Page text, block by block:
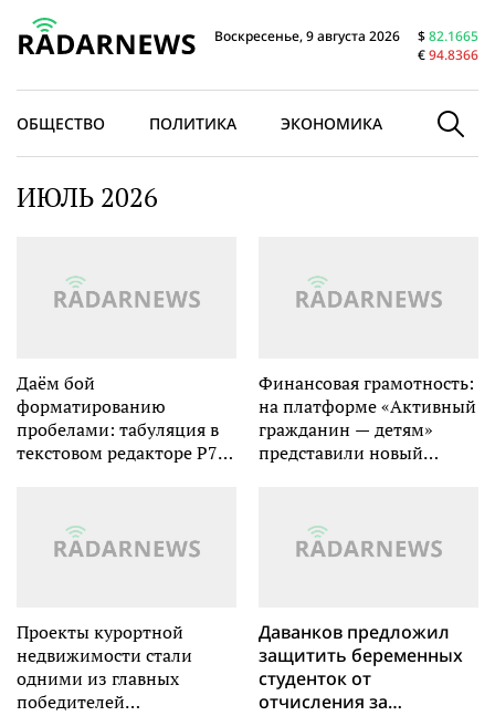
Воскресенье, 9 августа 2026 $82.1665
€94.8366
ОБЩЕСТВО ПОЛИТИКА ЭКОНОМИКА В МИРЕ
ИЮЛЬ 2026
Даём бой
форматированию
пробелами: табуляция в
текстовом редакторе Р7-
Финансовая грамотность:
на платформе «Активный
гражданин — детям»
представили новый
Проекты курортной
недвижимости стали
одними из главных
победителей
Даванков предложил
защитить беременных
студенток от
отчисления за